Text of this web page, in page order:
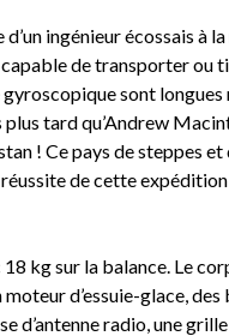
ingénieur écossais à
de transporter ou
sont longues
plus tard qu’Andrew
! Ce pays de steppes
de cette
kg sur la balance. Le
d’essuie-glace,
d’antenne radio, une